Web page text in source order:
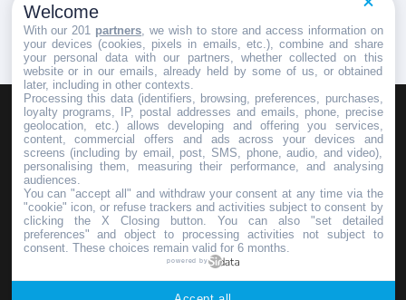
HOMEPAGEREDAZIONEINVIA UN COMUNICATO STAMPA
PUBBLICITÀSCRIVI AL DIRETTORE
Copyright © 2016 - 2025 ASD Fondo Italia - Partita Iva: IT 03855110049
Welcome
With our 201 partners , we wish to store and access information on
your devices (cookies, pixels in emails, etc.), combine and share
your personal data with our partners, whether collected on this
website or in our emails, already held by some of us, or obtained
later, including in other contexts.
Processing this data (identifiers, browsing, preferences, purchases,
loyalty programs, IP, postal addresses and emails, phone, precise
geolocation, etc.) allows developing and offering you services,
content, commercial offers and ads across your devices and
screens (including by email, post, SMS, phone, audio, and video),
personalising them, measuring their performance, and analysing
audiences.
You can "accept all" and withdraw your consent at any time via the
"cookie" icon, or refuse trackers and activities subject to consent by
clicking the X Closing button. You can also "set detailed
preferences" and object to processing activities not subject to
consent. These choices remain valid for 6 months.
powered by